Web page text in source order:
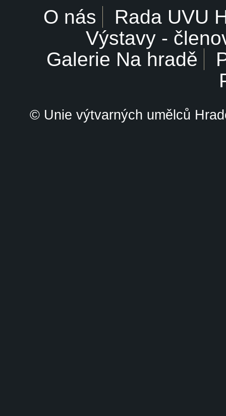
O nás
Rada UVU
Výstavy -
Galerie Na hradě
© Unie výtvarných umělců